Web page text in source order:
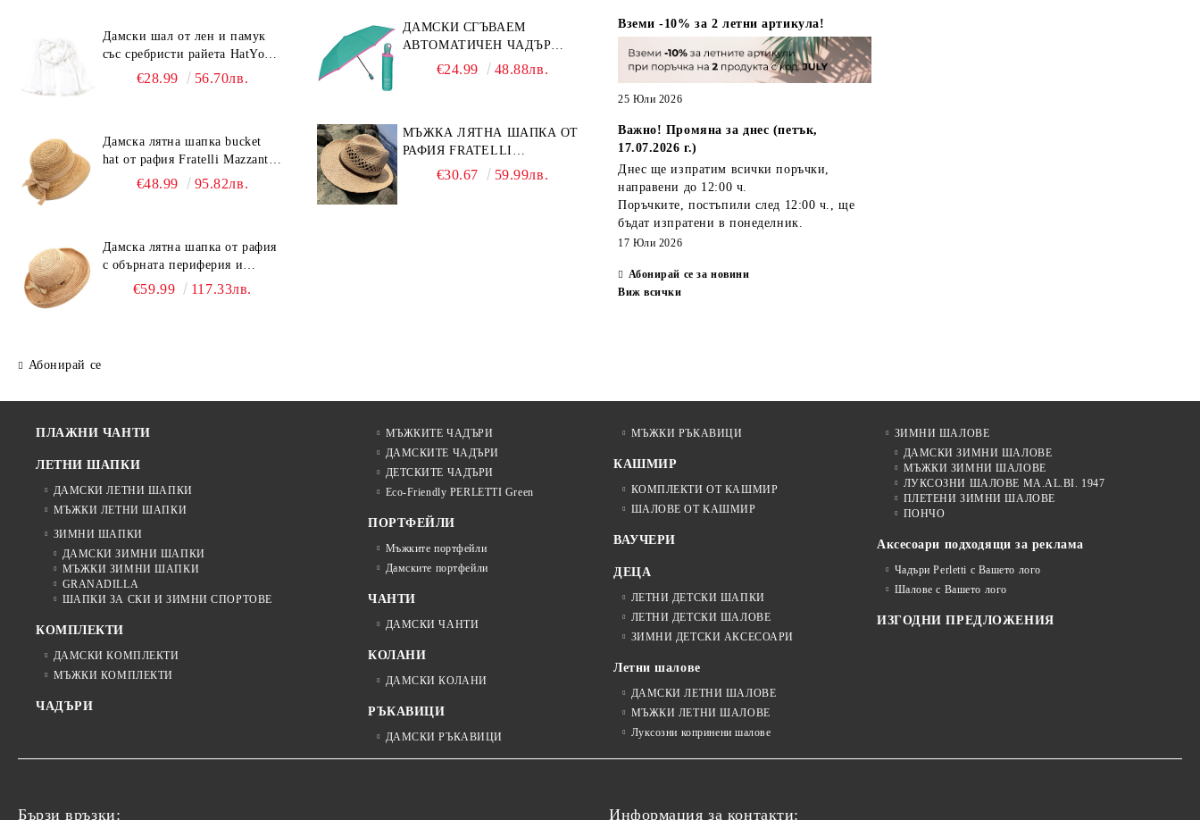
Дамски шал от лен и памук
със сребристи райета HatYou |
90x180 см | Бял
€28.99 56.70лв.
Дамска лятна шапка bucket
hat от рафия Fratelli Mazzanti |
Светлокафяв
€48.99 95.82лв.
Дамска лятна шапка от рафия
с обърната периферия и
бежова лента Fratelli Mazzanti
€59.99 117.33лв.
Абонирай се
ДАМСКИ СГЪВАЕМ
АВТОМАТИЧЕН ЧАДЪР
OPEN-CLOSE | PERLETTI
€24.99 48.88лв.
МЪЖКА ЛЯТНА ШАПКА ОТ
РАФИЯ FRATELLI
MAZZANTI FM 7932,
€30.67 59.99лв.
Вземи -10% за 2 летни артикула!
25 Юли 2026
Важно! Промяна за днес (петък,
17.07.2026 г.)
Днес ще изпратим всички поръчки,
направени до 12:00 ч.
Поръчките, постъпили след 12:00 ч. , ще
бъдат изпратени в понеделник.
17 Юли 2026
Абонирай се за новини
Виж всички
ПЛАЖНИ ЧАНТИ
ЛЕТНИ ШАПКИ
ДАМСКИ ЛЕТНИ ШАПКИ
МЪЖКИ ЛЕТНИ ШАПКИ
ЗИМНИ ШАПКИ
ДАМСКИ ЗИМНИ ШАПКИ
МЪЖКИ ЗИМНИ ШАПКИ
GRANADILLA
ШАПКИ ЗА СКИ И ЗИМНИ СПОРТОВЕ
КОМПЛЕКТИ
ДАМСКИ КОМПЛЕКТИ
МЪЖКИ КОМПЛЕКТИ
ЧАДЪРИ
МЪЖКИТЕ ЧАДЪРИ
ДАМСКИТЕ ЧАДЪРИ
ДЕТСКИТЕ ЧАДЪРИ
Eco-Friendly PERLETTI Green
ПОРТФЕЙЛИ
Мъжките портфейли
Дамските портфейли
ЧАНТИ
ДАМСКИ ЧАНТИ
КОЛАНИ
ДАМСКИ КОЛАНИ
РЪКАВИЦИ
ДАМСКИ РЪКАВИЦИ
МЪЖКИ РЪКАВИЦИ
КАШМИР
КОМПЛЕКТИ ОТ КАШМИР
ШАЛОВЕ ОТ КАШМИР
ВАУЧЕРИ
ДЕЦА
ЛЕТНИ ДЕТСКИ ШАПКИ
ЛЕТНИ ДЕТСКИ ШАЛОВЕ
ЗИМНИ ДЕТСКИ АКСЕСОАРИ
Летни шалове
ДАМСКИ ЛЕТНИ ШАЛОВЕ
МЪЖКИ ЛЕТНИ ШАЛОВЕ
Луксозни копринени шалове
ЗИМНИ ШАЛОВЕ
ДАМСКИ ЗИМНИ ШАЛОВЕ
МЪЖКИ ЗИМНИ ШАЛОВЕ
ЛУКСОЗНИ ШАЛОВЕ MA.AL.BI. 1947
ПЛЕТЕНИ ЗИМНИ ШАЛОВЕ
ПОНЧО
Аксесоари подходящи за реклама
Чадъри Perletti с Вашето лого
Шалове с Вашето лого
ИЗГОДНИ ПРЕДЛОЖЕНИЯ
Бързи връзки: Информация за контакти: